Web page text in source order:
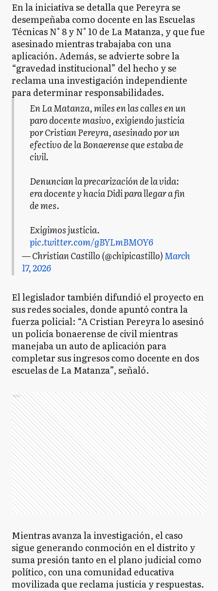
En la iniciativa se detalla que Pereyra se
desempeñaba como docente en las Escuelas
Técnicas N° 8 y N° 10 de La Matanza, y que fue
asesinado mientras trabajaba con una
aplicación. Además, se advierte sobre la
“gravedad institucional” del hecho y se
reclama una investigación independiente
para determinar responsabilidades.
En La Matanza, miles en las calles en un
paro docente masivo, exigiendo justicia
por Cristian Pereyra, asesinado por un
efectivo de la Bonaerense que estaba de
civil.
Denuncian la precarización de la vida:
era docente y hacía Didi para llegar a fin
de mes.
Exigimos justicia.
pic.twitter.com/gBYLmBMOY6
— Christian Castillo (@chipicastillo)March
17, 2026
El legislador también difundió el proyecto en
sus redes sociales, donde apuntó contra la
fuerza policial: “A Cristian Pereyra lo asesinó
un policía bonaerense de civil mientras
manejaba un auto de aplicación para
completar sus ingresos como docente en dos
escuelas de La Matanza”, señaló.
Ads
Mientras avanza la investigación, el caso
sigue generando conmoción en el distrito y
suma presión tanto en el plano judicial como
político, con una comunidad educativa
movilizada que reclama justicia y respuestas.